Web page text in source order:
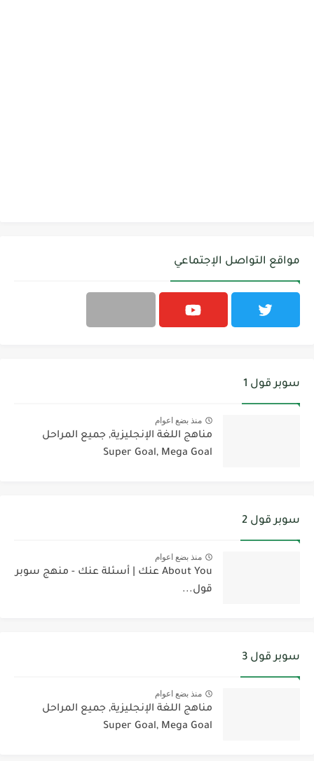
مواقع التواصل الإجتماعي
سوبر قول 1
منذ بضع اعوام
مناهج اللغة الإنجليزية, جميع المراحل
Super Goal, Mega Goal
سوبر قول 2
منذ بضع اعوام
About You عنك | أسئلة عنك - منهج سوبر
قول...
سوبر قول 3
منذ بضع اعوام
مناهج اللغة الإنجليزية, جميع المراحل
Super Goal, Mega Goal